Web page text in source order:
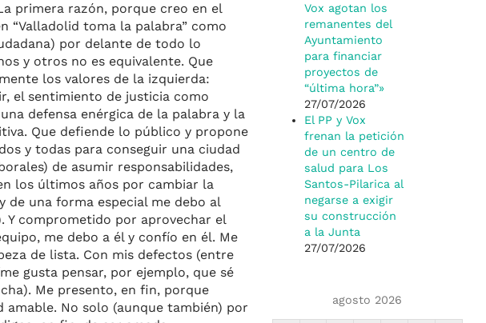
primera razón, porque creo en el
“Valladolid toma la palabra” como
por delante de todo lo
y otros no es equivalente. Que
los valores de la izquierda:
el sentimiento de justicia como
defensa enérgica de la palabra y la
Que defiende lo público y propone
y todas para conseguir una ciudad
de asumir responsabilidades,
los últimos años por cambiar la
de una forma especial me debo al
Y comprometido por aprovechar el
me debo a él y confío en él. Me
de lista. Con mis defectos (entre
gusta pensar, por ejemplo, que sé
Me presento, en fin, porque
No solo (aunque también) por
Vox agotan los
remanentes del
Ayuntamiento
para financiar
proyectos de
“última hora”»
27/07/2026
El PP y Vox
frenan la petición
de un centro de
salud para Los
Santos-Pilarica al
negarse a exigir
su construcción
a la Junta
27/07/2026
agosto 2026